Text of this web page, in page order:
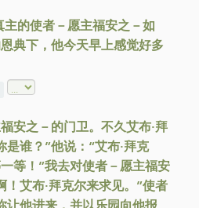
的使者－愿主福安之－如
典下，他今天早上感觉好多
安之－的门卫。不久艾布·拜
谁？”他说：“艾布·拜克
等！”我去对使者－愿主福安
艾布·拜克尔来求见。”使者